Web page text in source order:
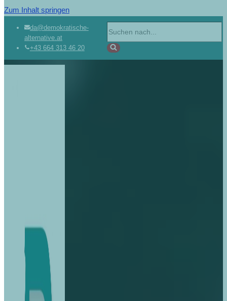
Zum Inhalt springen
da@demokratische-
alternative.at
+43 664 313 46 20